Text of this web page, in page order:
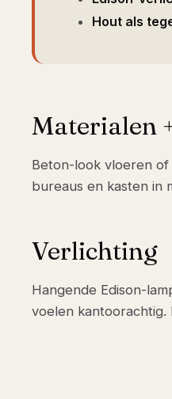
Hout als
Materialen
Beton-look vloeren
bureaus en kasten in
Verlichting
Hangende Edison-
voelen